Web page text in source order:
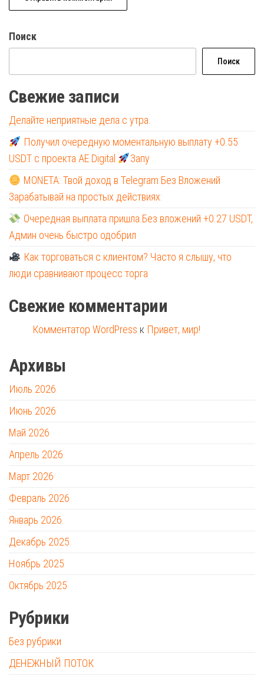
Поиск
Поиск
Свежие записи
Делайте неприятные дела с утра.
Получил очередную моментальную выплату +0.55
USDT с проекта AE Digital
Запу
MONETA: Твой доход в Telegram Без Вложений
Зарабатывай на простых действиях:
Очередная выплата пришла Без вложений +0.27 USDT,
Админ очень быстро одобрил
Как торговаться с клиентом? Часто я слышу, что
люди сравнивают процесс торга
Свежие комментарии
Комментатор WordPress к Привет, мир!
Архивы
Июль 2026
Июнь 2026
Май 2026
Апрель 2026
Март 2026
Февраль 2026
Январь 2026
Декабрь 2025
Ноябрь 2025
Октябрь 2025
Рубрики
Без рубрики
ДЕНЕЖНЫЙ ПОТОК